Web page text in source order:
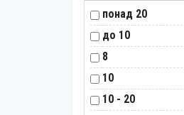
понад 20
до 10
8
10
10 - 20